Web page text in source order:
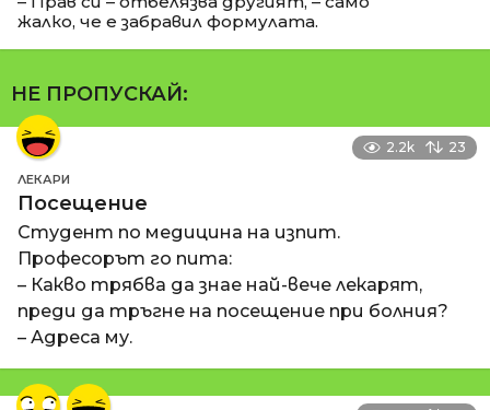
жалко, че е забравил формулата.
НЕ ПРОПУСКАЙ:
2.2k 23
ЛЕКАРИ
Посещение
Студент по медицина на изпит.
Професорът го пита:
– Какво трябва да знае най-вече лекарят,
преди да тръгне на посещение при болния?
– Адреса му.